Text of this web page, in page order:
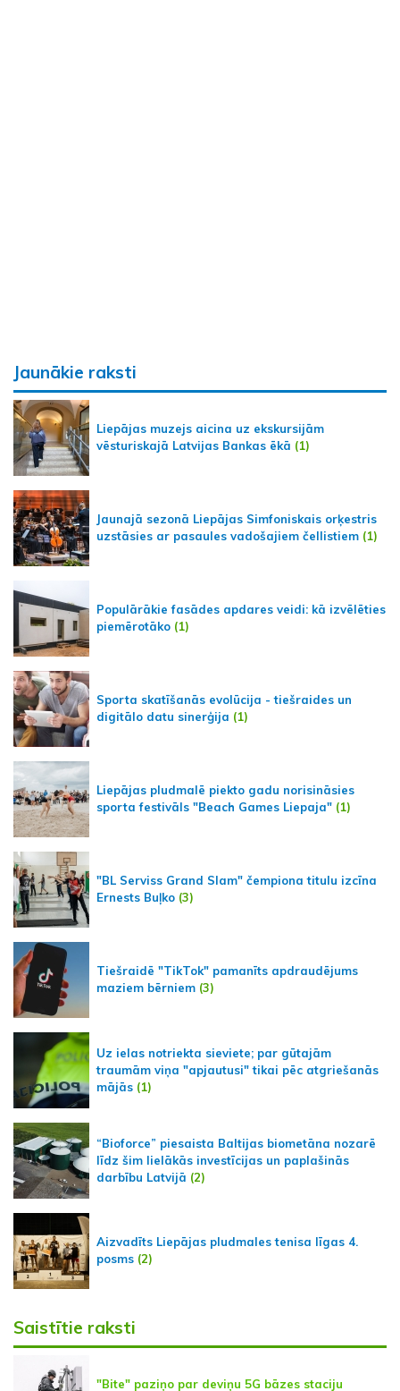
Jaunākie raksti
Liepājas muzejs aicina uz ekskursijām
vēsturiskajā Latvijas Bankas ēkā (1)
Jaunajā sezonā Liepājas Simfoniskais orķestris
uzstāsies ar pasaules vadošajiem čellistiem (1)
Populārākie fasādes apdares veidi: kā izvēlēties
piemērotāko (1)
Sporta skatīšanās evolūcija - tiešraides un
digitālo datu sinerģija (1)
Liepājas pludmalē piekto gadu norisināsies
sporta festivāls "Beach Games Liepaja" (1)
"BL Serviss Grand Slam" čempiona titulu izcīna
Ernests Buļko (3)
Tiešraidē "TikTok" pamanīts apdraudējums
maziem bērniem (3)
Uz ielas notriekta sieviete; par gūtajām
traumām viņa "apjautusi" tikai pēc atgriešanās
mājās (1)
“Bioforce” piesaista Baltijas biometāna nozarē
līdz šim lielākās investīcijas un paplašinās
darbību Latvijā (2)
Aizvadīts Liepājas pludmales tenisa līgas 4.
posms (2)
Saistītie raksti
"Bite" paziņo par deviņu 5G bāzes staciju